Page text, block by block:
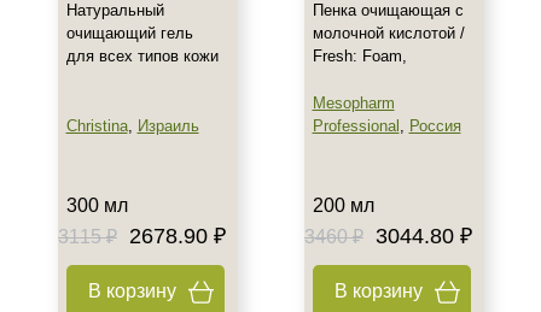
Область применения
Декольте
Объём
100 мл
Натуральный
очищающий гель
для всех типов кожи
Christina, Израиль
300 мл
3115 ₽
2678.90 ₽
В корзину
Пенка очищающая с
молочной кислотой /
Fresh: Foam,
Mesopharm
Professional , Россия
200 мл
3460 ₽
3044.80 ₽
В корзину